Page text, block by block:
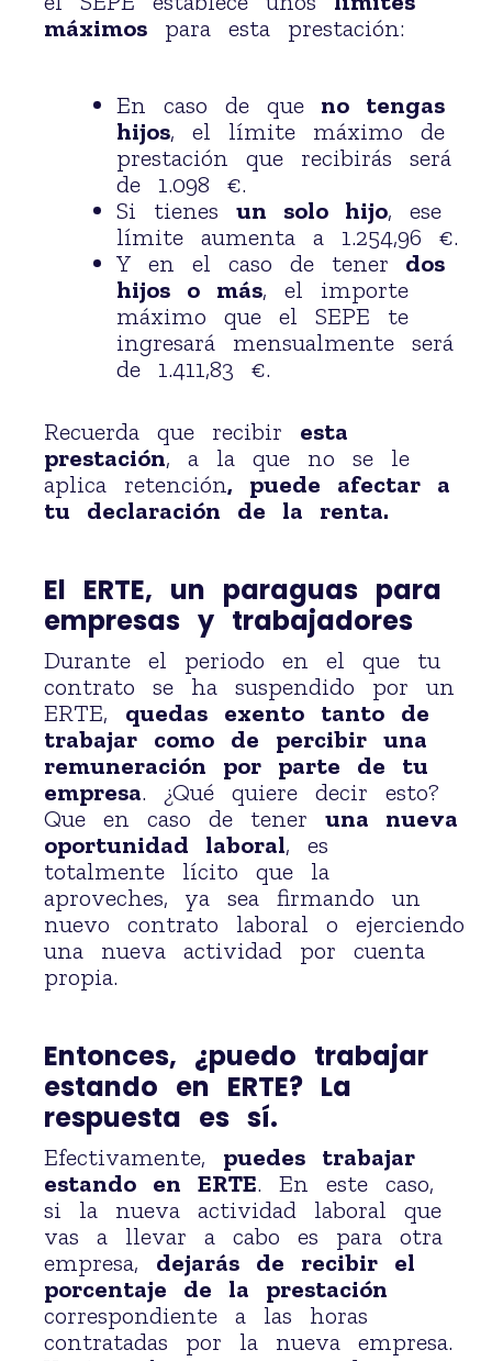
máximos para esta prestación:
En caso de que no tengas
hijos, el límite máximo de
prestación que recibirás será
de 1.098 €.
Si tienes un solo hijo, ese
límite aumenta a 1.254,96 €.
Y en el caso de tener dos
hijos o más, el importe
máximo que el SEPE te
ingresará mensualmente será
de 1.411,83 €.
Recuerda que recibir esta
prestación, a la que no se le
aplica retención, puede afectar a
tu declaración de la renta.
El ERTE, un paraguas para
empresas y trabajadores
Durante el periodo en el que tu
contrato se ha suspendido por un
ERTE, quedas exento tanto de
trabajar como de percibir una
remuneración por parte de tu
empresa. ¿Qué quiere decir esto?
Que en caso de tener una nueva
oportunidad laboral, es
totalmente lícito que la
aproveches, ya sea firmando un
nuevo contrato laboral o ejerciendo
una nueva actividad por cuenta
propia.
Entonces, ¿puedo trabajar
estando en ERTE? La
respuesta es sí.
Efectivamente, puedes trabajar
estando en ERTE. En este caso,
si la nueva actividad laboral que
vas a llevar a cabo es para otra
empresa, dejarás de recibir el
porcentaje de la prestación
correspondiente a las horas
contratadas por la nueva empresa.